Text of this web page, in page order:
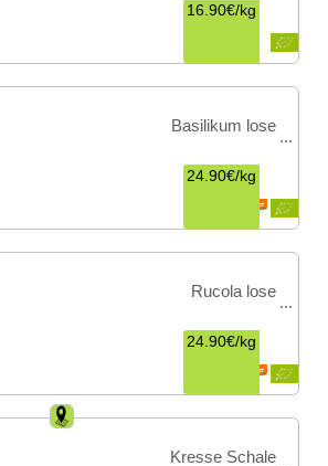
16.90€/kg
Basilikum lose
24.90€/kg
Rucola lose
24.90€/kg
Kresse Schale